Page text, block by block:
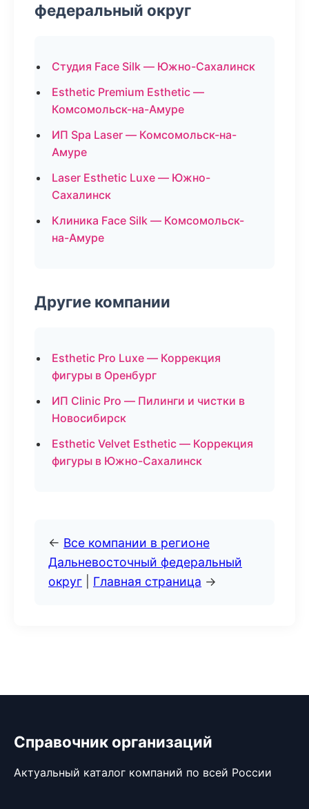
федеральный округ
Студия Face Silk — Южно-Сахалинск
Esthetic Premium Esthetic —
Комсомольск-на-Амуре
ИП Spa Laser — Комсомольск-на-
Амуре
Laser Esthetic Luxe — Южно-
Сахалинск
Клиника Face Silk — Комсомольск-
на-Амуре
Другие компании
Esthetic Pro Luxe — Коррекция
фигуры в Оренбург
ИП Clinic Pro — Пилинги и чистки в
Новосибирск
Esthetic Velvet Esthetic — Коррекция
фигуры в Южно-Сахалинск
← Все компании в регионе
Дальневосточный федеральный
округ
Главная страница →
Справочник организаций
Актуальный каталог компаний по всей России